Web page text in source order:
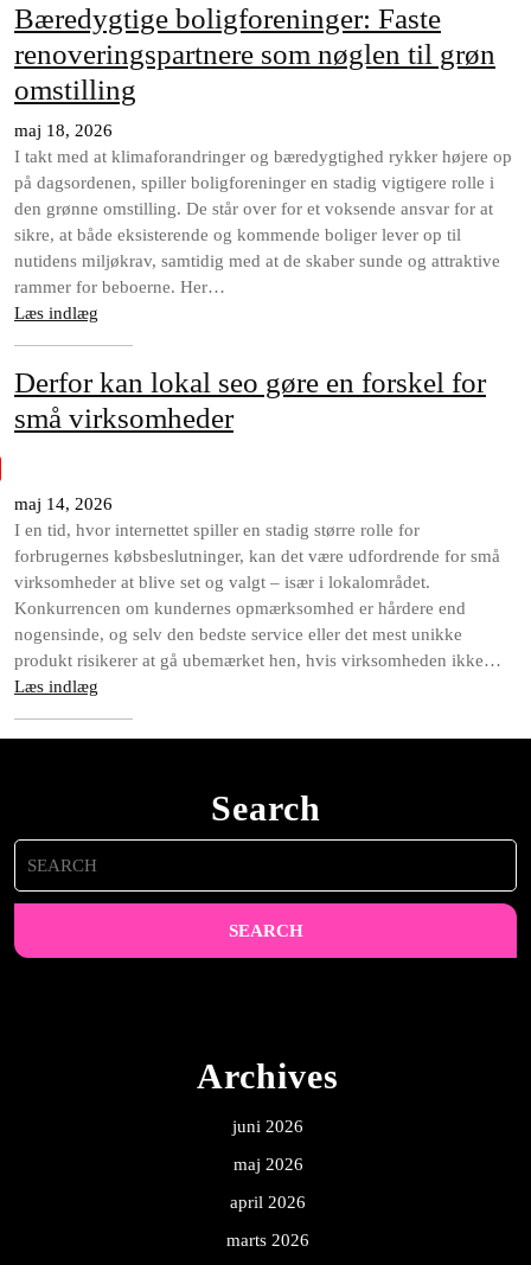
Bæredygtige boligforeninger: Faste
renoveringspartnere som nøglen til grøn
omstilling
maj 18, 2026
I takt med at klimaforandringer og bæredygtighed rykker højere op
på dagsordenen, spiller boligforeninger en stadig vigtigere rolle i
den grønne omstilling. De står over for et voksende ansvar for at
sikre, at både eksisterende og kommende boliger lever op til
nutidens miljøkrav, samtidig med at de skaber sunde og attraktive
rammer for beboerne. Her…
Læs indlæg
Derfor kan lokal seo gøre en forskel for
små virksomheder
maj 14, 2026
I en tid, hvor internettet spiller en stadig større rolle for
forbrugernes købsbeslutninger, kan det være udfordrende for små
virksomheder at blive set og valgt – især i lokalområdet.
Konkurrencen om kundernes opmærksomhed er hårdere end
nogensinde, og selv den bedste service eller det mest unikke
produkt risikerer at gå ubemærket hen, hvis virksomheden ikke…
Læs indlæg
Search
Search
for:
Archives
juni 2026
maj 2026
april 2026
marts 2026